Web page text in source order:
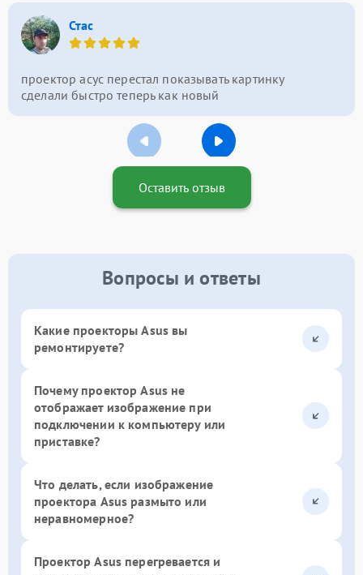
Стас
проектор асус перестал показывать картинку
сделали быстро теперь как новый
Оставить отзыв
Вопросы и ответы
Какие проекторы Asus вы
ремонтируете?
Почему проектор Asus не
отображает изображение при
подключении к компьютеру или
приставке?
Что делать, если изображение
проектора Asus размыто или
неравномерное?
Проектор Asus перегревается и